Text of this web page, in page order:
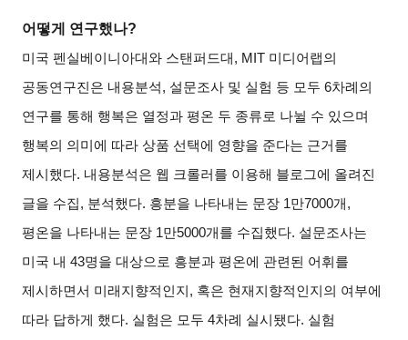
어떻게 연구했나?
미국 펜실베이니아대와 스탠퍼드대 , MIT 미디어랩의
공동연구진은 내용분석, 설문조사 및 실험 등 모두 6차례의
연구를 통해 행복은 열정과 평온 두 종류로 나뉠 수 있으며
행복의 의미에 따라 상품 선택에 영향을 준다는 근거를
제시했다. 내용분석은 웹 크롤러를 이용해 블로그에 올려진
글을 수집, 분석했다. 흥분을 나타내는 문장 1만7000개 ,
평온을 나타내는 문장 1만5000개를 수집했다. 설문조사는
미국 내 43명을 대상으로 흥분과 평온에 관련된 어휘를
제시하면서 미래지향적인지 , 혹은 현재지향적인지의 여부에
따라 답하게 했다. 실험은 모두 4차례 실시됐다. 실험